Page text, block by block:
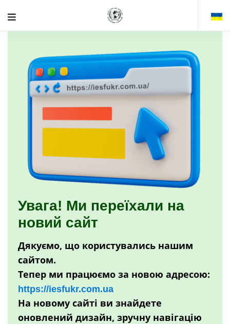
Увага! Ми переїхали на
новий сайт
Дякуємо, що користувались нашим
сайтом.
Тепер ми працюємо за новою адресою:
https://iesfukr.com.ua
На новому сайті ви знайдете
оновлений дизайн, зручну навігацію